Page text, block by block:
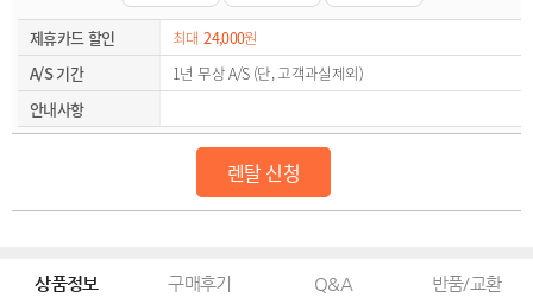
제휴카드 할인 최대24,000원
A/S 기간
1년 무상 A/S (단, 고객과실제외)
안내사항
렌탈 신청
상품정보 구매후기 Q&A 반품/교환